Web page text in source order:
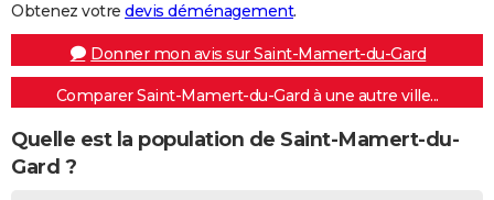
Obtenez votre devis déménagement.
Donner mon avis sur Saint-Mamert-du-Gard
Comparer Saint-Mamert-du-Gard à une autre ville...
Quelle est la population de Saint-Mamert-du-
Gard ?